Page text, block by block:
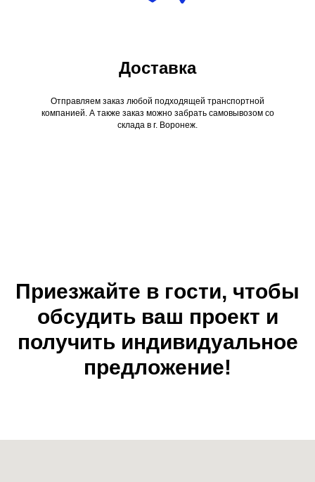
Доставка
Отправляем заказ любой подходящей транспортной
компанией. А также заказ можно забрать самовывозом со
склада в г. Воронеж.
Приезжайте в гости, чтобы
обсудить ваш проект и
получить индивидуальное
предложение!